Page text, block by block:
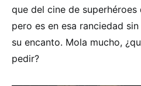
que del cine de
pero es en esa ranciedad
su encanto. Mola mucho,
pedir?